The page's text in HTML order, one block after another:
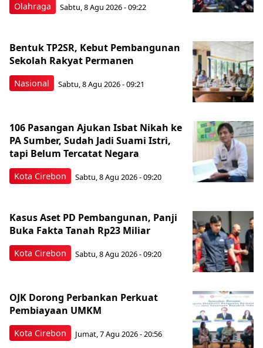
Olahraga Sabtu, 8 Agu 2026 - 09:22
Nasional
Bentuk TP2SR, Kebut Pembangunan
Sekolah Rakyat Permanen
Sabtu, 8 Agu 2026 - 09:21
Kota Cirebon
106 Pasangan Ajukan Isbat Nikah ke
PA Sumber, Sudah Jadi Suami Istri,
tapi Belum Tercatat Negara
Sabtu, 8 Agu 2026 - 09:20
Kota Cirebon
Kasus Aset PD Pembangunan, Panji
Buka Fakta Tanah Rp23 Miliar
Sabtu, 8 Agu 2026 - 09:20
Kota Cirebon
OJK Dorong Perbankan Perkuat
Pembiayaan UMKM
Jumat, 7 Agu 2026 - 20:56